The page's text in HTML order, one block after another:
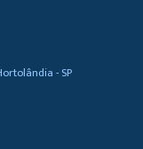
- SP